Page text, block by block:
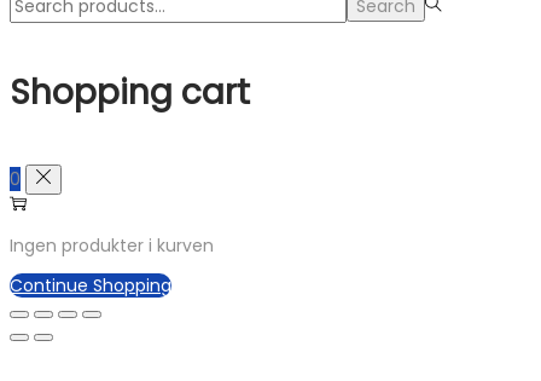
for:>
Search
Shopping cart
0
Ingen produkter i kurven
Continue Shopping